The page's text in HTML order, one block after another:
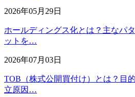
2026年05月29日
ホールディングス化とは？主なパ
ットを…
2026年07月03日
TOB（株式公開買付け）とは？目
立原因…